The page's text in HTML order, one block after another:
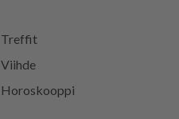
Treffit
Viihde
Horoskooppi